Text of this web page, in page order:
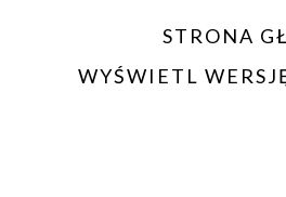
STRONA
WYŚWIETL